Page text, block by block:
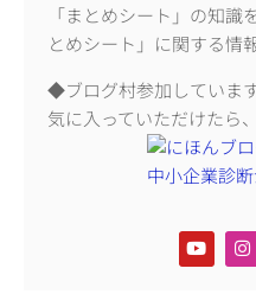
「まとめシート」の知識
とめシート」に関する情
◆ブログ村参加していま
気に入っていただけたら